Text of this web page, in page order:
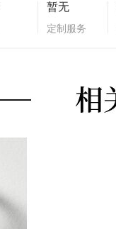
暂无
定制服务